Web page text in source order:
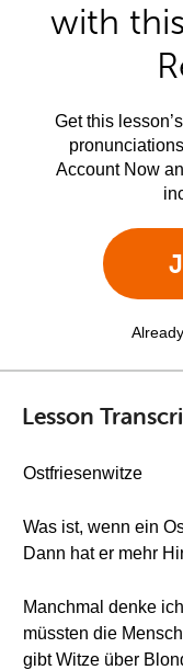
with
Get this
Account Now
Lesson
Ostfriesenwitze
Was ist, wenn ein
Dann hat er mehr
Manchmal denke
müssten die
gibt Witze über